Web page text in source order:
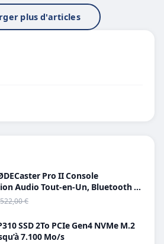
plus d'articles
Pro II Console
Audio Tout-en-Un, Bluetooth et
C
522,00 €
SSD 2To PCIe Gen4 NVMe M.2
7.100 Mo/s